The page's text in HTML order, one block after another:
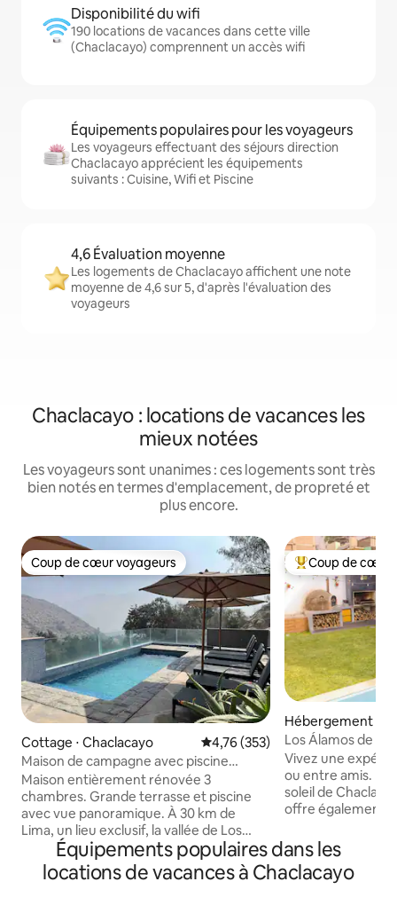
Disponibilité du wifi
190 locations de vacances dans cette ville
(Chaclacayo) comprennent un accès wifi
Équipements populaires pour les voyageurs
Les voyageurs effectuant des séjours direction
Chaclacayo apprécient les équipements
suivants : Cuisine, Wifi et Piscine
4,6 Évaluation moyenne
Les logements de Chaclacayo affichent une note
moyenne de 4,6 sur 5, d'après l'évaluation des
voyageurs
Chaclacayo : locations de vacances les
mieux notées
Les voyageurs sont unanimes : ces logements sont très
bien notés en termes d'emplacement, de propreté et
plus encore.
Coup de cœur voyageurs
Coup de cœur voyageurs
Cottage ⋅ Chaclacayo Évaluation moyenne sur la
4,76 (353)
Maison de campagne avec piscine
incroyable à Chaclacayo
Maison entièrement rénovée 3
chambres. Grande terrasse et piscine
avec vue panoramique. À 30 km de
Lima, un lieu exclusif, la vallée de Los
Cóndores Chaclacayo. Là, vous
apprécierez la tranquillité de la région,
vous prendrez un bain de soleil dans la
Coups de cœur
Coup de cœur
Hébergement ⋅
Los Álamos de
- Piscine chauffée
Vivez une
ou entre amis.
soleil de
offre également
d'un délicieux
musique
sortir, promenez-
Équipements populaires dans les
locations de vacances à Chaclacayo